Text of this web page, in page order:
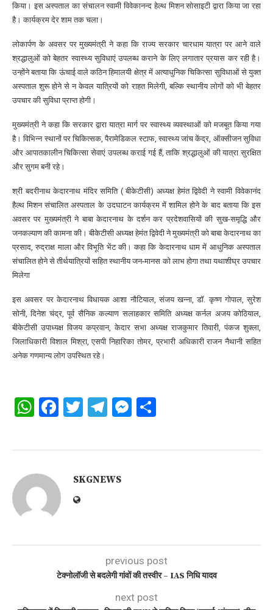
किया। इस अस्पताल का संचालन स्वामी विवेकानन्द हेल्थ मिशन सोसाइटी द्वारा किया जा रहा
है। कार्यक्रम देर शाम तक चला।
लोकार्पण के अवसर पर मुख्यमंत्री ने कहा कि राज्य सरकार चारधाम यात्रा पर आने वाले
श्रद्धालुओं को बेहतर स्वास्थ्य सुविधाएं उपलब्ध कराने के लिए लगातार प्रयास कर रही है।
उन्होंने बताया कि ऊंचाई वाले कठिन हिमालयी क्षेत्र में अत्याधुनिक चिकित्सा सुविधाओं से युक्त
अस्पताल शुरू होने से न केवल यात्रियों को राहत मिलेगी, बल्कि स्थानीय लोगों को भी बेहतर
उपचार की सुविधा प्राप्त होगी।
मुख्यमंत्री ने कहा कि सरकार द्वारा यात्रा मार्ग पर स्वास्थ्य व्यवस्थाओं को मजबूत किया गया
है। विभिन्न स्थानों पर चिकित्सक, पैरामेडिकल स्टाफ, स्वास्थ्य जांच केंद्र, ऑक्सीजन सुविधा
और आपातकालीन चिकित्सा सेवाएं उपलब्ध कराई गई हैं, ताकि श्रद्धालुओं की यात्रा सुरक्षित
और सुगम बनी रहे।
श्री बदरीनाथ केदारनाथ मंदिर समिति ( बीकेटीसी) अध्यक्ष हेमंत द्विवेदी ने स्वामी विवेकानंद
हैल्थ मिशन संचालित अस्पताल के उदघाटन कार्यक्रम में शामिल होने के बाद बताया कि इस
अवसर पर मुख्यमंत्री ने बाबा केदारनाथ के दर्शन कर प्रदेशवासियों की सुख-समृद्धि और
जनकल्याण की कामना की। बीकेटीसी अध्यक्ष हेमंत द्विवेदी ने मुख्यमंत्री को बाबा केदारनाथ का
प्रसाद, रुद्राक्ष माला और विभूति भेंट की। कहा कि केदारनाथ धाम में आधुनिक अस्पताल
संचालित होने से तीर्थयात्रियों सहित स्थानीय जन-मानस को लाभ होगा तथा यथाशीघ्र उपचार
मिलेगा
इस अवसर पर केदारनाथ विधायक आशा नौटियाल, संजय खन्ना, डॉ. कृष्ण गोपाल, सुरेश
सोनी, दिनेश चंद्र, पूर्व सैनिक कल्याण सलाहकार समिति अध्यक्ष कर्नल अजय कोठियाल,
बीकेटीसी उपाध्यक्ष विजय कप्रवान, केदार सभा अध्यक्ष राजकुमार तिवारी, पंकज शुक्ला,
जिलाधिकारी विशाल मिश्रा, एसपी निहारिका तोमर, प्रभारी अधिकारी राजन नैथानी सहित
अनेक गणमान्य लोग उपस्थित रहे।
WhatsApp
Facebook
Twitter
Telegram
Messenger
SKGNEWS
previous post
टेक्नोलॉजी से बदलेगी गांवों की तस्वीर – IAS निधि यादव
next post